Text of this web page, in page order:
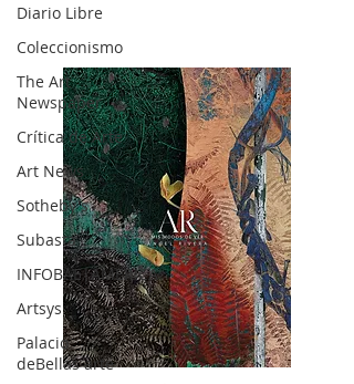
Diario Libre
Coleccionismo
The Art
Newspaper
Crítica de Arte
Art News
Sotheby's
Subasta
INFOBAE|AMERICA
Artsys
Palacio
deBellas arte